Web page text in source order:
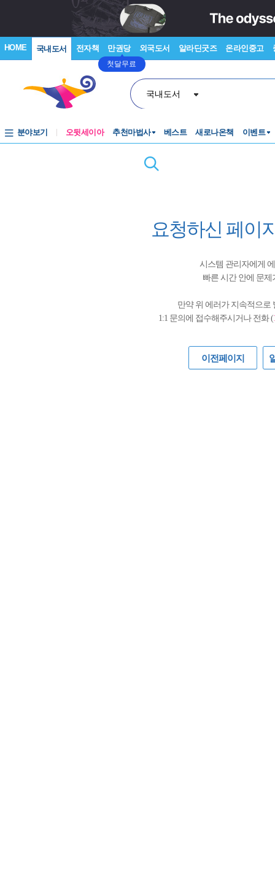
HOME 국내도서 전자책 만권당
첫달무료
외국도서 알라딘굿즈 온라인중고
국내도서
분야보기 오뒷세이아 추천마법사 베스트 새로나온책 이벤트
요청하신 페이
시스템 관리자에게
빠른 시간 안에 문
만약 위 에러가 지속적으로
1:1 문의에 접수해주시거나 전화 (
이전페이지